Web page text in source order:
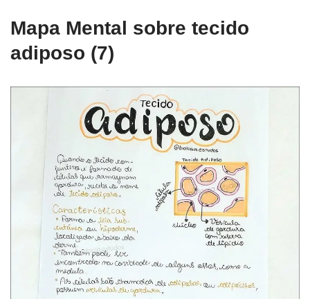
Mapa Mental sobre tecido
adiposo (7)